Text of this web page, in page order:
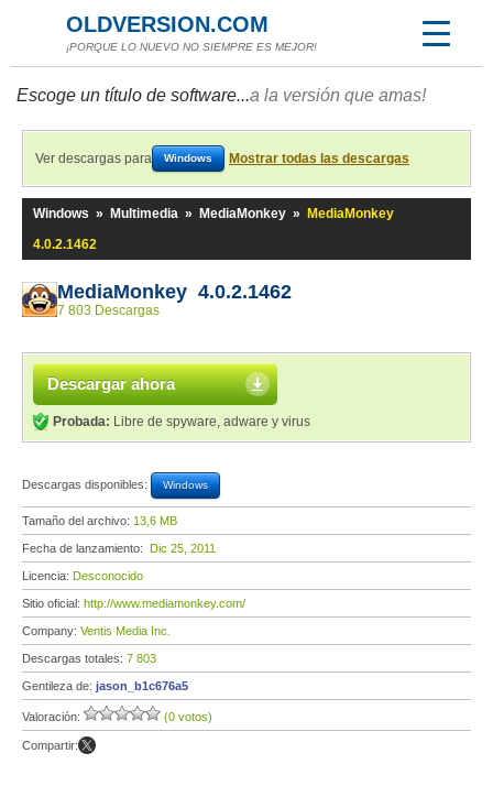
OLDVERSION.COM
¡PORQUE LO NUEVO NO SIEMPRE ES MEJOR!
Escoge un título de software...a la versión que amas!
Ver descargas para Windows Mostrar todas las descargas
Windows » Multimedia » MediaMonkey »
MediaMonkey
4.0.2.1462
MediaMonkey 4.0.2.1462
7 803 Descargas
Descargar ahora
Probada: Libre de spyware, adware y virus
Descargas disponibles: Windows
Tamaño del archivo: 13,6 MB
Fecha de lanzamiento: Dic 25, 2011
Licencia: Desconocido
Sitio oficial: http://www.mediamonkey.com/
Company: Ventis Media Inc.
Descargas totales: 7 803
Gentileza de: jason_b1c676a5
Valoración: (0 votos)
Compartir: